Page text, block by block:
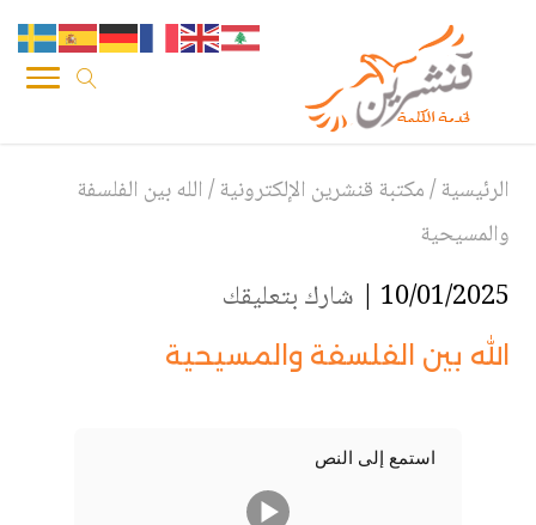
الرئيسية/مكتبة قنشرين الإلكترونية/الله بين الفلسفة
والمسيحية
10/01/2025 | شارك بتعليقك
الله بين الفلسفة والمسيحية
استمع إلى النص